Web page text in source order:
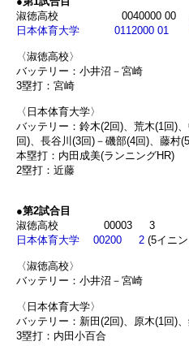
淑徳高校 0040000 00
日本体育大学 0112000
〈淑徳高校〉
バッテリー：小井沼－宮崎
3塁打：宮崎
〈日本体育大学〉
バッテリー：鈴木(2回)、荒木(1回)
回)、長谷川(3回)－磯部(4回)、藤村
本塁打：内田成美(ランニングHR)
2塁打：近藤
●第2試合目
淑徳高校 00003 3
日本体育大学 00200 2 (5イニ
〈淑徳高校〉
バッテリー：小井沼－宮崎
〈日本体育大学〉
バッテリー：新田(2回)、原木(1回)
3塁打：内田小百合